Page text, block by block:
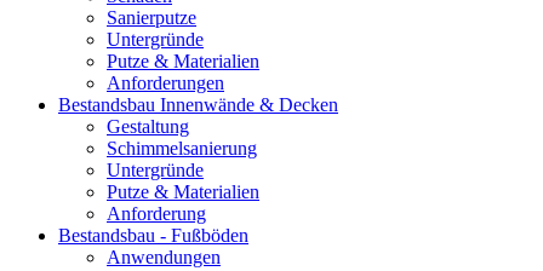
Sanierputze
Untergründe
Putze & Materialien
Anforderungen
Bestandsbau Innenwände & Decken
Gestaltung
Schimmelsanierung
Untergründe
Putze & Materialien
Anforderung
Bestandsbau - Fußböden
Anwendungen